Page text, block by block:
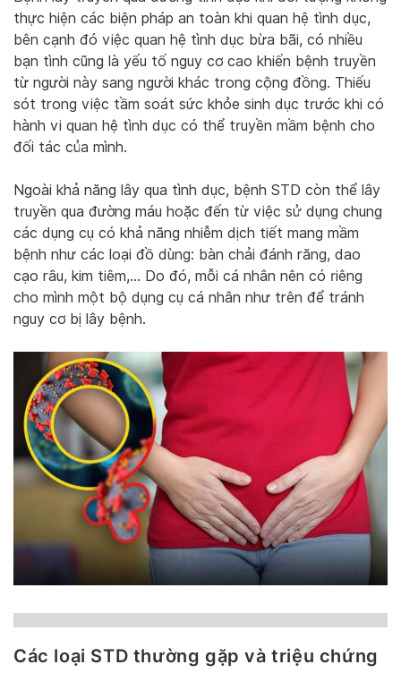
thực hiện các biện pháp an toàn khi quan hệ tình dục,
bên cạnh đó việc quan hệ tình dục bừa bãi, có nhiều
bạn tình cũng là yếu tố nguy cơ cao khiến bệnh truyền
từ người này sang người khác trong cộng đồng. Thiếu
sót trong việc tầm soát sức khỏe sinh dục trước khi có
hành vi quan hệ tình dục có thể truyền mầm bệnh cho
đối tác của mình.
Ngoài khả năng lây qua tình dục, bệnh STD còn thể lây
truyền qua đường máu hoặc đến từ việc sử dụng chung
các dụng cụ có khả năng nhiễm dịch tiết mang mầm
bệnh như các loại đồ dùng: bàn chải đánh răng, dao
cạo râu, kim tiêm,… Do đó, mỗi cá nhân nên có riêng
cho mình một bộ dụng cụ cá nhân như trên để tránh
nguy cơ bị lây bệnh.
Các loại STD thường gặp và triệu chứng